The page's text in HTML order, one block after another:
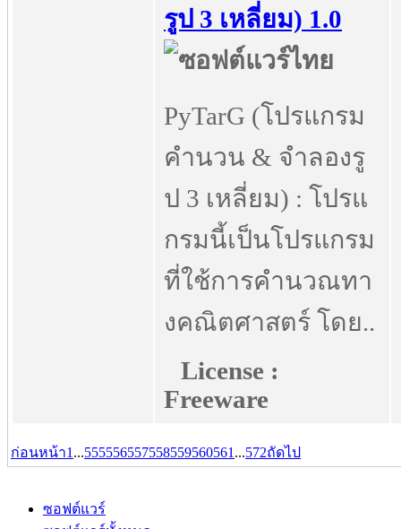
รูป 3 เหลี่ยม) 1.0
PyTarG (โปรแกรม
คำนวน & จำลองรู
ป 3 เหลี่ยม) : โปรแ
กรมนี้เป็นโปรแกรม
ที่ใช้การคำนวณทา
งคณิตศาสตร์ โดย..
License :
Freeware
ก่อนหน้า1 ...555556557558559560561 ...572ถัดไป
ซอฟต์แวร์